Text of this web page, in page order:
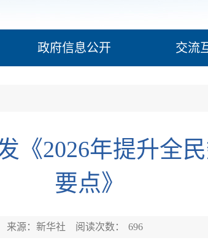
政府信息公开 交流
《2026年提升全
要点》
来源：新华社 阅读次数： 696